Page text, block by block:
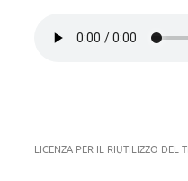
LICENZA PER IL RIUTILIZZO DEL